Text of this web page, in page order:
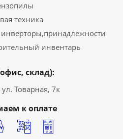
техника
инвентарь
склад):
ул. Товарная, 7к
к оплате